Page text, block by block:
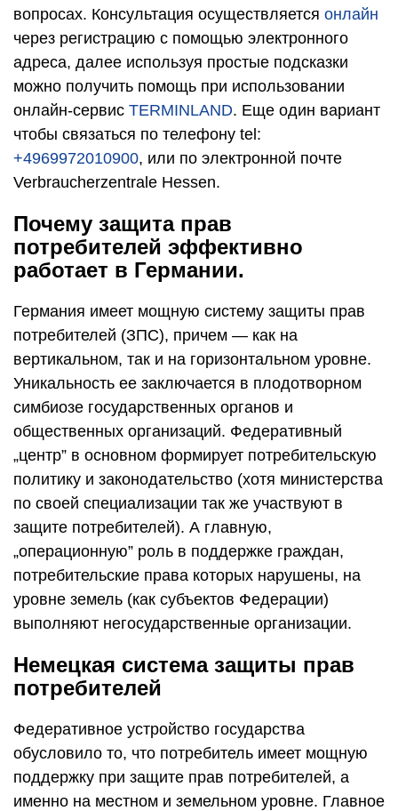
вопросах. Консультация осуществляется онлайн
через регистрацию с помощью электронного
адреса, далее используя простые подсказки
можно получить помощь при использовании
онлайн-сервис TERMINLAND. Еще один вариант
чтобы связаться по телефону tel:
+4969972010900, или по электронной почте
Verbraucherzentrale Hessen.
Почему защита прав
потребителей эффективно
работает в Германии.
Германия имеет мощную систему защиты прав
потребителей (ЗПС), причем — как на
вертикальном, так и на горизонтальном уровне.
Уникальность ее заключается в плодотворном
симбиозе государственных органов и
общественных организаций. Федеративный
„центр” в основном формирует потребительскую
политику и законодательство (хотя министерства
по своей специализации так же участвуют в
защите потребителей). А главную,
„операционную” роль в поддержке граждан,
потребительские права которых нарушены, на
уровне земель (как субъектов Федерации)
выполняют негосударственные организации.
Немецкая система защиты прав
потребителей
Федеративное устройство государства
обусловило то, что потребитель имеет мощную
поддержку при защите прав потребителей, а
именно на местном и земельном уровне. Главное